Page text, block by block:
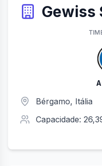
Gewiss
Bérgamo, Itália
Capacidade: